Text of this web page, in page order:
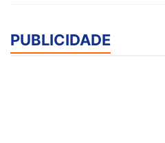
PUBLICIDADE